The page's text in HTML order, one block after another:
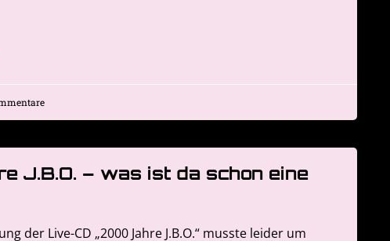
J.B.O. – was ist da schon eine
der Live-CD „2000 Jahre J.B.O.“ musste leider um